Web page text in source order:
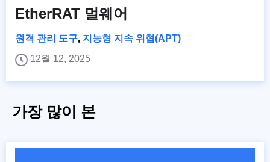
EtherRAT 멀웨어
원격 관리 도구, 지능형 지속 위협(APT)
12월 12, 2025
가장 많이 본